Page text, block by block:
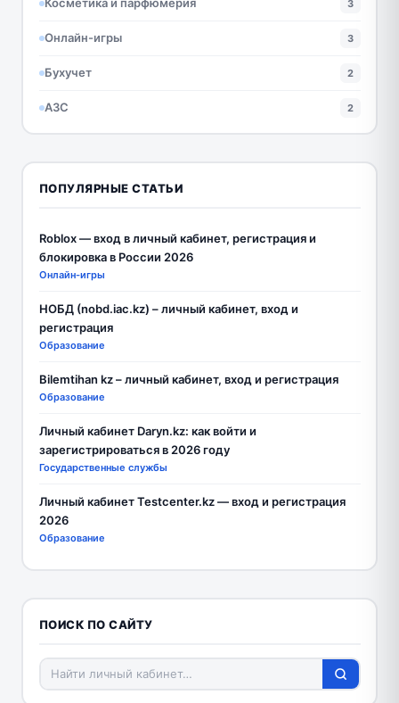
Косметика и парфюмерия 3
Онлайн-игры 3
Бухучет 2
АЗС 2
ПОПУЛЯРНЫЕ СТАТЬИ
Roblox — вход в личный кабинет, регистрация и
блокировка в России 2026
Онлайн-игры
НОБД (nobd.iac.kz) – личный кабинет, вход и
регистрация
Образование
Bilemtihan kz – личный кабинет, вход и регистрация
Образование
Личный кабинет Daryn.kz: как войти и
зарегистрироваться в 2026 году
Государственные службы
Личный кабинет Testcenter.kz — вход и регистрация
2026
Образование
ПОИСК ПО САЙТУ